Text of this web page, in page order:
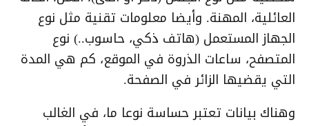
العائلية، المهنة. وأيضا معلومات تقنية مثل نوع
الجهاز المستعمل (هاتف ذكي، حاسوب..) نوع
المتصفح، ساعات الذروة في الموقع، كم هي المدة
التي يقضيها الزائر في الصفحة.
وهناك بيانات تعتبر حساسة نوعا ما، في الغالب